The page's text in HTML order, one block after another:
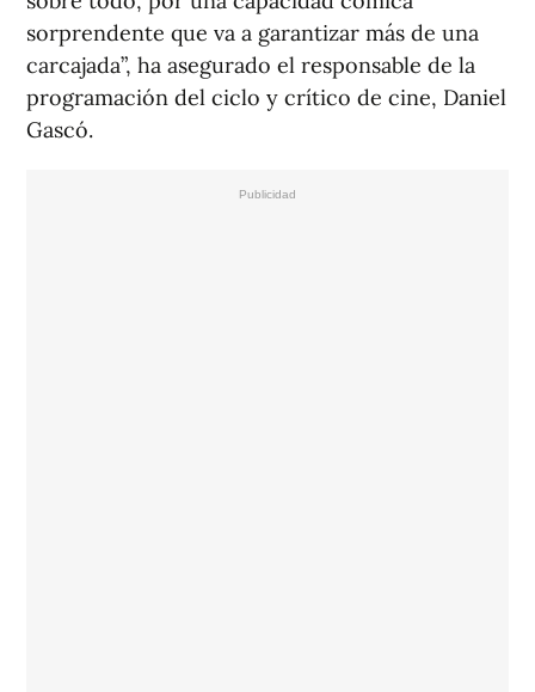
sorprendente que va a garantizar más de una
carcajada”, ha asegurado el responsable de la
programación del ciclo y crítico de cine, Daniel
Gascó.